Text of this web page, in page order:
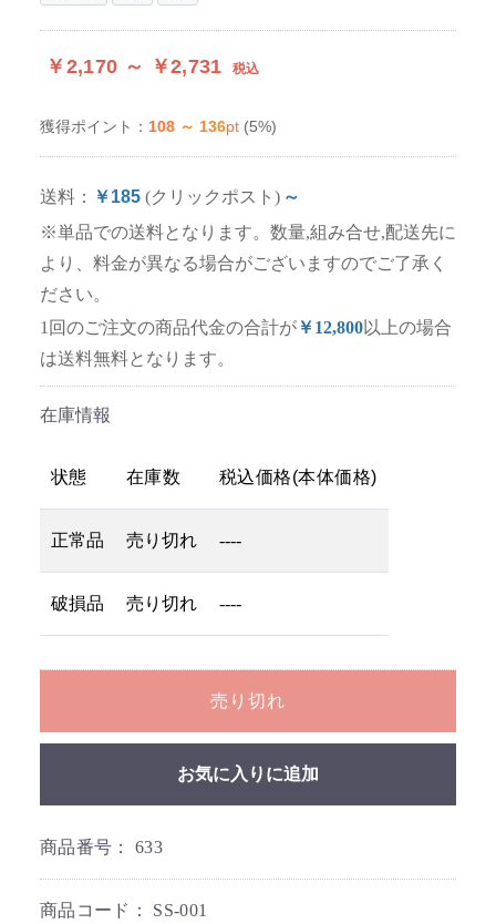
￥2,170 ～ ￥2,731 税込
獲得ポイント： 108 ～ 136pt (5%)
送料： ￥185 (クリックポスト) ～
※単品での送料となります。数量,組み合せ,配送先に
より、料金が異なる場合がございますのでご了承く
ださい。
1回のご注文の商品代金の合計が￥12,800以上の場合
は送料無料となります。
在庫情報
状態 在庫数 税込価格(本体価格)
正常品 売り切れ ----
破損品 売り切れ ----
売り切れ
お気に入りに追加
商品番号： 633
商品コード： SS-001